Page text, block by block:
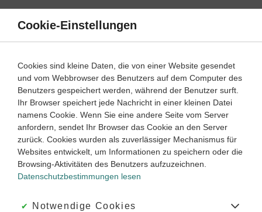
Direkt
Inhalt
Klassenarbeiten und Abiturprüfungen
Klassenarbeit
Ausmultiplizieren, ausklammern, binomische Formeln (1)
Mathematik Klasse7‐8
Cookie-Einstellungen
Cookies sind kleine Daten, die von einer Website gesendet
und vom Webbrowser des Benutzers auf dem Computer des
Benutzers gespeichert werden, während der Benutzer surft.
Ihr Browser speichert jede Nachricht in einer kleinen Datei
namens Cookie. Wenn Sie eine andere Seite vom Server
anfordern, sendet Ihr Browser das Cookie an den Server
zurück. Cookies wurden als zuverlässiger Mechanismus für
Websites entwickelt, um Informationen zu speichern oder die
Browsing-Aktivitäten des Benutzers aufzuzeichnen.
Datenschutzbestimmungen lesen
Akzeptiert:
Notwendige Cookies